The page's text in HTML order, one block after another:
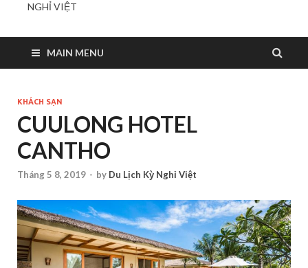
NGHỈ VIỆT
MAIN MENU
KHÁCH SẠN
CUULONG HOTEL
CANTHO
Tháng 5 8, 2019 - by Du Lịch Kỳ Nghỉ Việt